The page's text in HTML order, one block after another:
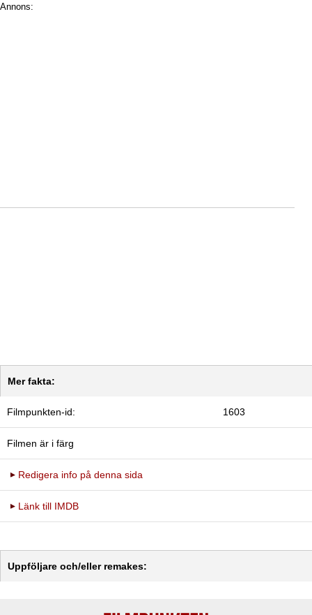
Annons:
Mer fakta:
Filmpunkten-id: 1603
Filmen är i färg
Redigera info på denna sida
Länk till IMDB
Uppföljare och/eller remakes: